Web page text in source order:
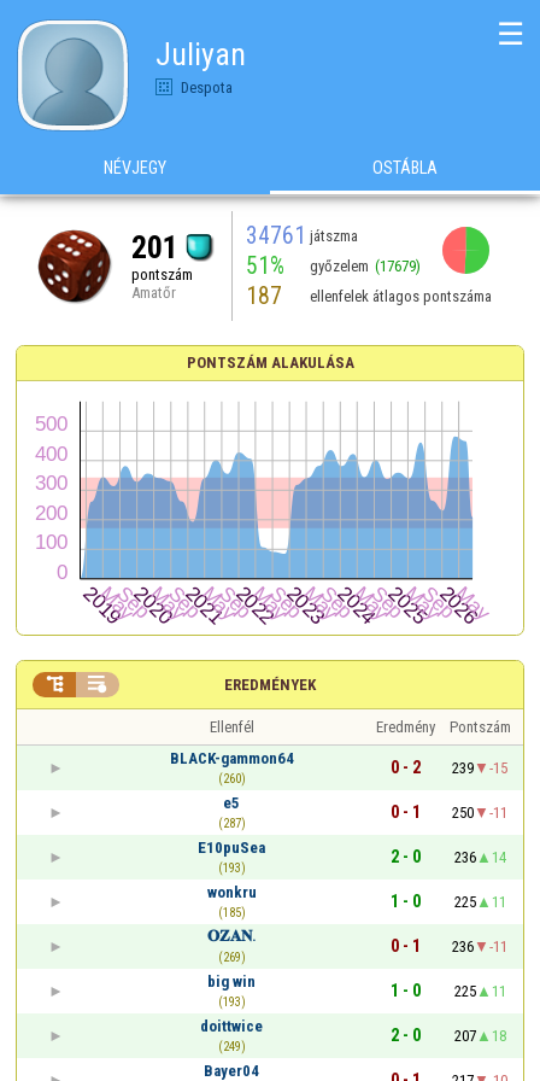
Juliyan
Despota
☰
NÉVJEGY OSTÁBLA
201
pontszám
Amatőr
34761 játszma
51% győzelem (17679)
187 ellenfelek átlagos pontszáma
PONTSZÁM ALAKULÁSA
EREDMÉNYEK
 
Ellenfél Eredmény
Pontszám
BLACK-gammon64
(260)
0 - 2 239
-15
e5
(287)
0 - 1 250
-11
E10puSea
(193)
2 - 0 236
14
wonkru
(185)
1 - 0 225
11
𝐎𝐙𝐀𝐍.
(269)
0 - 1 236
-11
big win
(193)
1 - 0 225
11
doittwice
(249)
2 - 0 207
18
Bayer04